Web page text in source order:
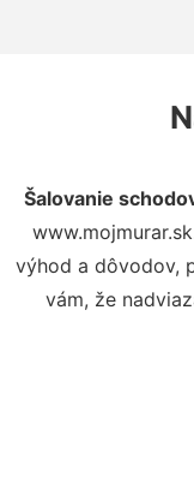
Šalovanie
výhod a dôvodov,
vám, že